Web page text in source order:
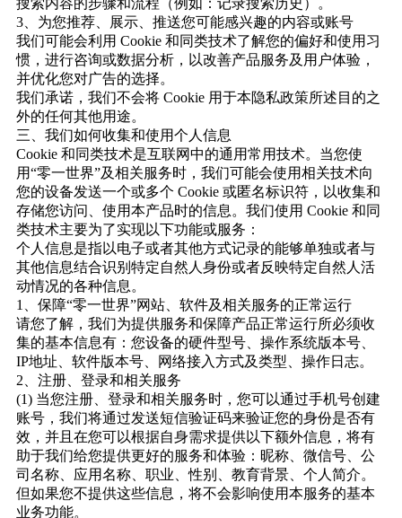
3、为您推荐、展示、推送您可能感兴趣的内容或账号
我们可能会利用 Cookie 和同类技术了解您的偏好和使用习
惯，进行咨询或数据分析，以改善产品服务及用户体验，
并优化您对广告的选择。
我们承诺，我们不会将 Cookie 用于本隐私政策所述目的之
外的任何其他用途。
三、我们如何收集和使用个人信息
Cookie 和同类技术是互联网中的通用常用技术。当您使
用“零一世界”及相关服务时，我们可能会使用相关技术向
您的设备发送一个或多个 Cookie 或匿名标识符，以收集和
存储您访问、使用本产品时的信息。我们使用 Cookie 和同
类技术主要为了实现以下功能或服务：
个人信息是指以电子或者其他方式记录的能够单独或者与
其他信息结合识别特定自然人身份或者反映特定自然人活
动情况的各种信息。
1、保障“零一世界”网站、软件及相关服务的正常运行
请您了解，我们为提供服务和保障产品正常运行所必须收
集的基本信息有：您设备的硬件型号、操作系统版本号、
IP地址、软件版本号、网络接入方式及类型、操作日志。
2、注册、登录和相关服务
(1) 当您注册、登录和相关服务时，您可以通过手机号创建
账号，我们将通过发送短信验证码来验证您的身份是否有
效，并且在您可以根据自身需求提供以下额外信息，将有
助于我们给您提供更好的服务和体验：昵称、微信号、公
司名称、应用名称、职业、性别、教育背景、个人简介。
但如果您不提供这些信息，将不会影响使用本服务的基本
业务功能。